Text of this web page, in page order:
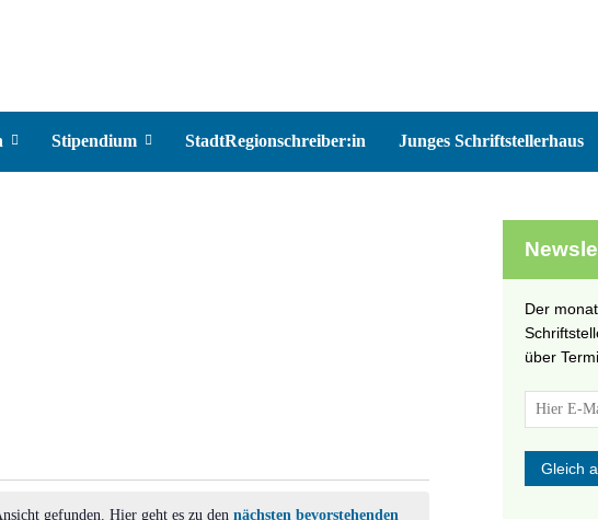
Stipendium StadtRegionschreiber:in Junges Schriftstellerhaus
gefunden. Hier geht es zu den nächsten bevorstehenden
Der
über